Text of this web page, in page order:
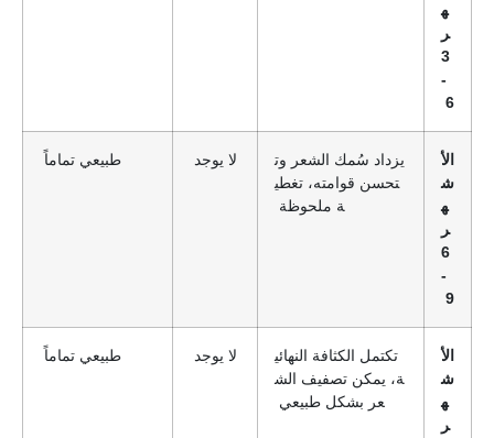
ه
ر
3
-
6
الأ
ش
ه
ر
6
-
9
يزداد سُمك الشعر وت
تحسن قوامته، تغطي
ة ملحوظة
لا يوجد طبيعي تماماً
الأ
ش
ه
ر
تكتمل الكثافة النهائي
ة، يمكن تصفيف الش
عر بشكل طبيعي
لا يوجد طبيعي تماماً